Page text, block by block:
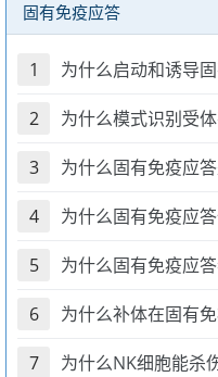
固有免疫应答
1 为什么启动和诱导
2 为什么模式识别受
3 为什么固有免疫应
4 为什么固有免疫应
5 为什么固有免疫应
6 为什么补体在固有
7 为什么NK细胞能杀